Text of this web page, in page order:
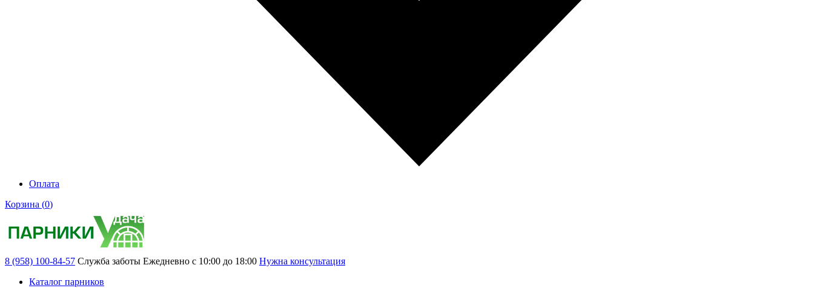
Оплата
Корзина (0)
8 (958) 100-84-57 Служба заботы Ежедневно с 10:00 до 18:00 Нужна консультация
Каталог парников